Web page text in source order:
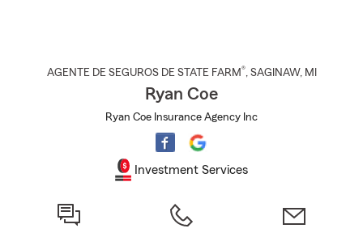
AGENTE DE SEGUROS DE STATE FARM®, SAGINAW, MI
Ryan Coe
Ryan Coe Insurance Agency Inc
Investment Services